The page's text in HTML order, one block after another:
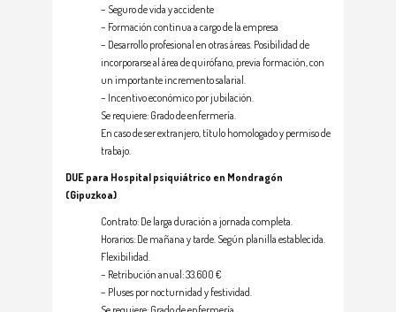
– Seguro de vida y accidente
– Formación continua a cargo de la empresa
– Desarrollo profesional en otras áreas. Posibilidad de
incorporarse al área de quirófano, previa formación, con
un importante incremento salarial.
– Incentivo económico por jubilación.
Se requiere: Grado de enfermería.
En caso de ser extranjero, título homologado y permiso de
trabajo.
DUE para Hospital psiquiátrico en Mondragón
(Gipuzkoa)
Contrato: De larga duración a jornada completa.
Horarios: De mañana y tarde. Según planilla establecida.
Flexibilidad.
– Retribución anual: 33.600 €
– Pluses por nocturnidad y festividad.